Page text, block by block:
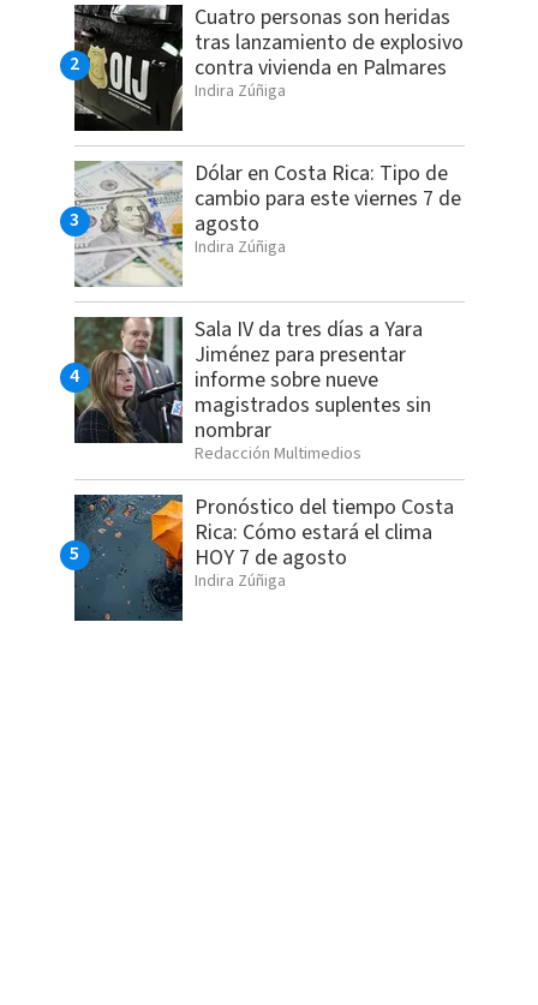
Cuatro personas son heridas
tras lanzamiento de explosivo
contra vivienda en Palmares
Indira Zúñiga
Dólar en Costa Rica: Tipo de
cambio para este viernes 7 de
agosto
Indira Zúñiga
Sala IV da tres días a Yara
Jiménez para presentar
informe sobre nueve
magistrados suplentes sin
nombrar
Redacción Multimedios
Pronóstico del tiempo Costa
Rica: Cómo estará el clima
HOY 7 de agosto
Indira Zúñiga